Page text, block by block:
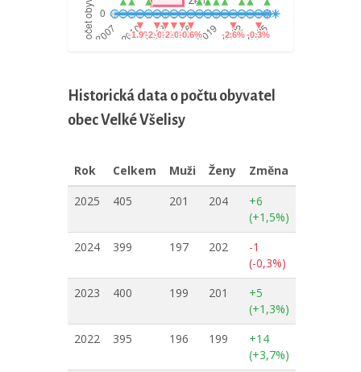
Historická data o počtu obyvatel
obec Velké Všelisy
Rok Celkem Muži Ženy
Změna
2025
405 201 204
+6
(+1,5%)
2024
399 197 202
-1
(-0,3%)
2023
400 199 201
+5
(+1,3%)
2022
395 196 199
+14
(+3,7%)